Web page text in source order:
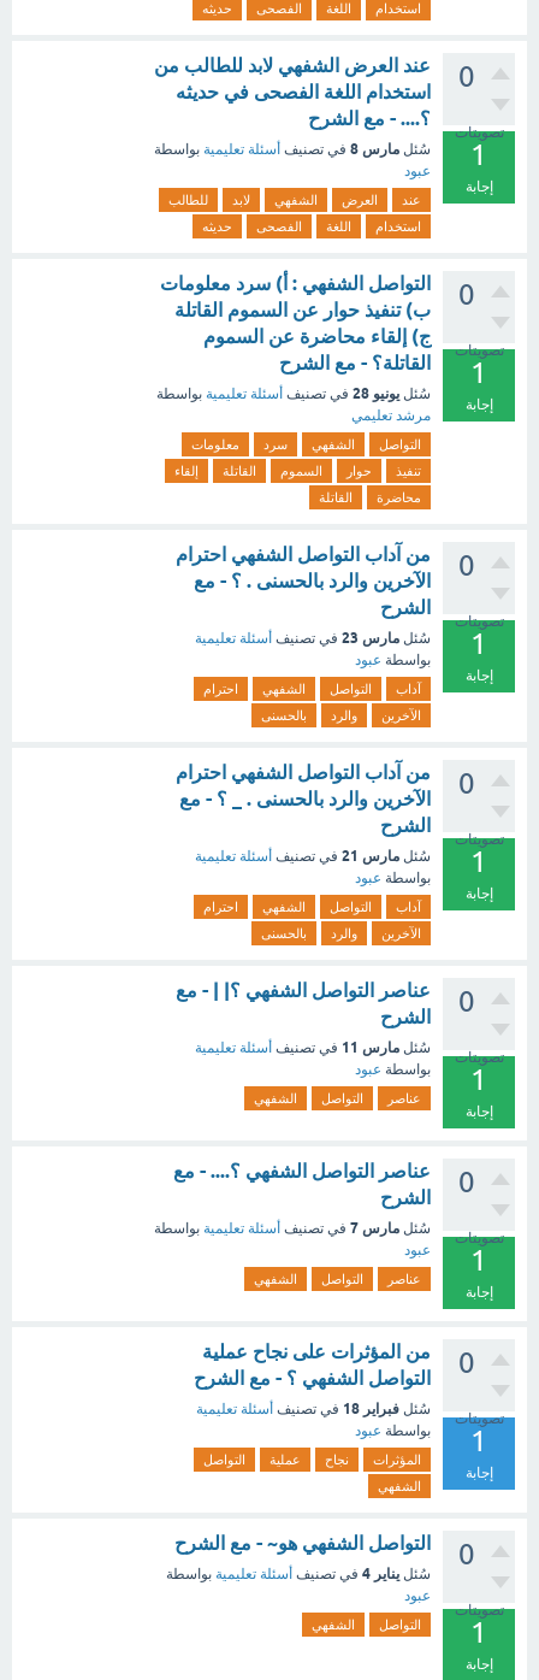
استخدام
اللغة الفصحى حديثه
0
تصويتات
1
إجابة
عند العرض الشفهي لابد للطالب من
استخدام اللغة الفصحى في حديثه
؟.... - مع الشرح
سُئل مارس 8 في تصنيف أسئلة تعليمية بواسطة
عبود
عند العرض الشفهي لابد
للطالب
استخدام
اللغة الفصحى حديثه
0
تصويتات
1
إجابة
التواصل الشفهي : أ) سرد معلومات
ب) تنفيذ حوار عن السموم القاتلة
ج) إلقاء محاضرة عن السموم
القاتلة؟ - مع الشرح
سُئل يونيو 28 في تصنيف أسئلة تعليمية بواسطة
مرشد تعليمي
التواصل الشفهي سرد
معلومات
تنفيذ
حوار السموم القاتلة
إلقاء
محاضرة
القاتلة
0
تصويتات
1
إجابة
من آداب التواصل الشفهي احترام
الآخرين والرد بالحسنى . ؟ - مع
الشرح
سُئل مارس 23 في تصنيف أسئلة تعليمية
بواسطة عبود
آداب التواصل الشفهي
احترام
الآخرين
والرد بالحسنى
0
تصويتات
1
إجابة
من آداب التواصل الشفهي احترام
الآخرين والرد بالحسنى . _ ؟ - مع
الشرح
سُئل مارس 21 في تصنيف أسئلة تعليمية
بواسطة عبود
آداب التواصل الشفهي
احترام
الآخرين
والرد بالحسنى
0
تصويتات
1
إجابة
عناصر التواصل الشفهي ؟| | - مع
الشرح
سُئل مارس 11 في تصنيف أسئلة تعليمية
بواسطة عبود
عناصر التواصل الشفهي
0
تصويتات
1
إجابة
عناصر التواصل الشفهي ؟.... - مع
الشرح
سُئل مارس 7 في تصنيف أسئلة تعليمية بواسطة
عبود
عناصر التواصل الشفهي
0
تصويتات
1
إجابة
من المؤثرات على نجاح عملية
التواصل الشفهي ؟ - مع الشرح
سُئل فبراير 18 في تصنيف أسئلة تعليمية
بواسطة عبود
المؤثرات نجاح عملية
التواصل
الشفهي
0
تصويتات
1
إجابة
التواصل الشفهي هو~ - مع الشرح
سُئل يناير 4 في تصنيف أسئلة تعليمية بواسطة
عبود
التواصل الشفهي